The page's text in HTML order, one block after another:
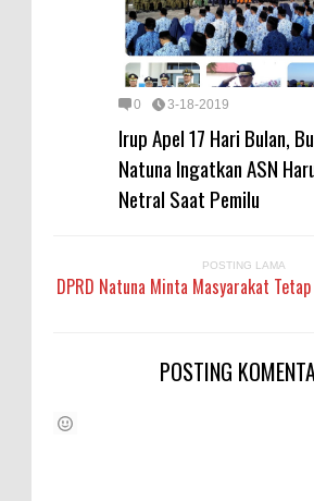
0 3-18-2019
Irup Apel 17 Hari Bulan,
Natuna Ingatkan ASN
Netral Saat Pemilu
POSTING LAMA
DPRD Natuna Minta Masyarakat
POSTING